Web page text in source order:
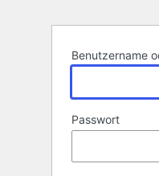
Benutzername
Passwort